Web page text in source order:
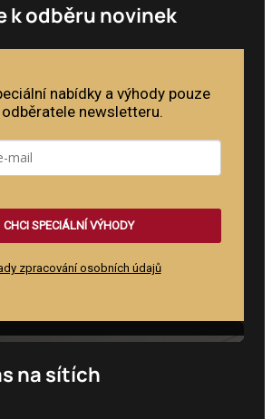
k odběru novinek
nabídky a výhody pouze
newsletteru.
CHCI SPECIÁLNÍ VÝHODY
zpracování osobních údajů
Feature heading
na sítích